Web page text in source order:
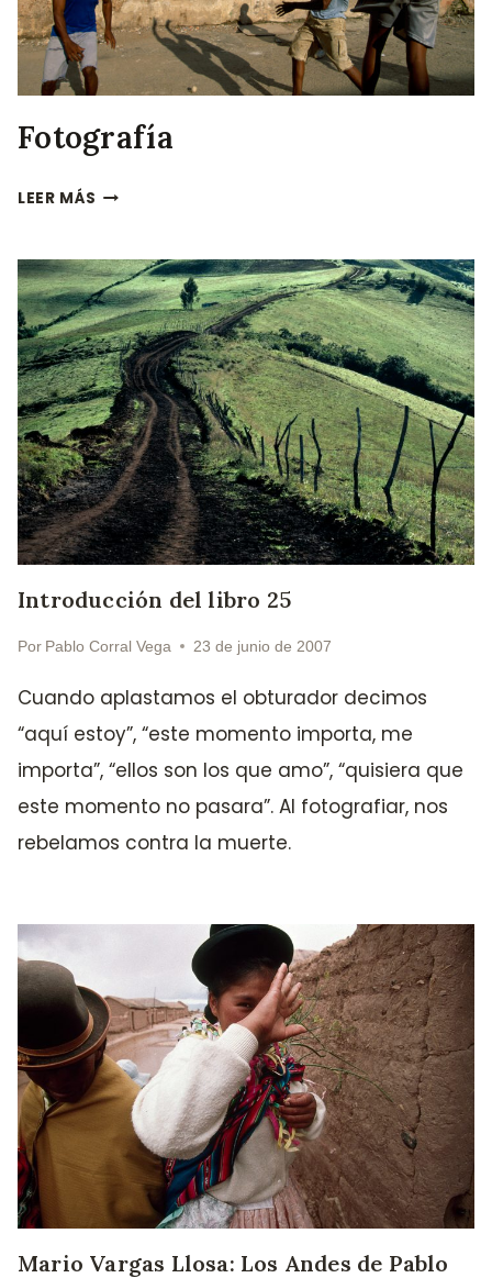
Fotografía
LEER MÁS FOTOGRAFÍA
Introducción del libro 25
Por Pablo Corral Vega 23 de junio de 2007
Cuando aplastamos el obturador decimos
“aquí estoy”, “este momento importa, me
importa”, “ellos son los que amo”, “quisiera que
este momento no pasara”. Al fotografiar, nos
rebelamos contra la muerte.
Mario Vargas Llosa: Los Andes de Pablo